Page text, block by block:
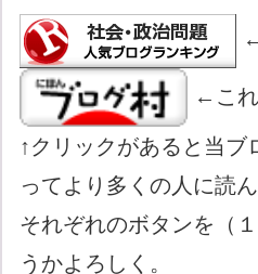
←これ
↑クリックがあると当ブ
ってより多くの人に読
それぞれのボタンを（
うかよろしく。